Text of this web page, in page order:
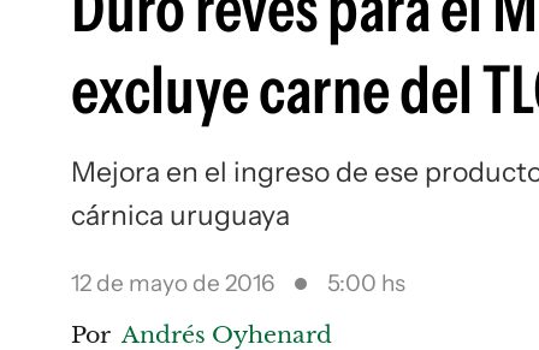
excluye carne del
Mejora en el ingreso de ese
cárnica uruguaya
12 de mayo de 2016 5:00 hs
Por Andrés Oyhenard